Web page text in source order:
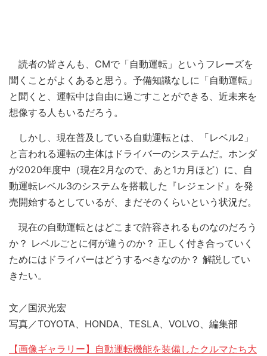
読者の皆さんも、CMで「自動運転」というフレーズを
聞くことがよくあると思う。予備知識なしに「自動運転」
と聞くと、運転中は自由に過ごすことができる、近未来を
想像する人もいるだろう。
しかし、現在普及している自動運転とは、「レベル2」
と言われる運転の主体はドライバーのシステムだ。ホンダ
が2020年度中（現在2月なので、あと1カ月ほど）に、自
動運転レベル3のシステムを搭載した『レジェンド』を発
売開始するとしているが、まだそのくらいという状況だ。
現在の自動運転とはどこまで許容されるものなのだろう
か？ レベルごとに何が違うのか？ 正しく付き合っていく
ためにはドライバーはどうするべきなのか？ 解説してい
きたい。
文／国沢光宏
写真／TOYOTA、HONDA、TESLA、VOLVO、編集部
【画像ギャラリー】自動運転機能を装備したクルマたち大